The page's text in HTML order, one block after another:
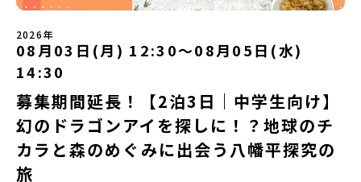
加またはプログラム開始後の解除：100％・催行中止について天候な
どの状況等によって開催を見合わせる可能性があります。その場合
は原則、開催日1週間前までにご連絡いたします。又、最少催行人数
に達しなかった場合は、開催日3週間前までに催行中止の旨をメール
にてご連絡いたします。・よくあるご質問その他、よくあるご質問
についてはこちらをご確認ください。運営団体について＜プログラ
ム主催：一般財団法人地域・教育魅力化プラットフォーム＞「意志
ある若者にあふれる持続可能な地域・社会をつくる」というビジョ
ンを掲げ、2017年3月に島根県に設立した教育事業団体です。日本
全国約200の高校と連携しながら、中学卒業後に地域の枠を越えて生
つのステップをご活用ください。【STEP 1】全体オンライン説明会
（アーカイブ動画を公開中！）〜まずは「おためし地域留学」を知
りたい方へ〜日本全国20以上の地域から選んで参加できる「おため
し地域留学」の魅力を凝縮したアーカイブ動画をご覧いただけま
す。初めての一人旅への不安や、事務局のサポート体制、安全面に
る]YouTube：https://youtu.be/Yt8nd04aNgA?
si=e5erbspvwz5O8_uF【STEP 2】平取町プログラム説明会〜
「平取町」の内容を具体的に深掘りしたい方へ〜全体説明を聞いた
うえで、「平取町では具体的に何をするの？」「どんな町なの？」
という疑問にお答えする説明会です。平取町ならではの豊かな文化
樹高校見学・寮見学」 -大樹高校の特徴を知る学校体験 -高校生
との対話「大樹町の魅力を体験①」 -大樹町ならではのランチ＆ス
イーツ（PM）「大樹町の魅力を体験②」 -大樹町宇宙交流センタ
ーSORA見学 -モデルロケットを飛ばしてみよう！「みんなで
BBQ」 -さらに仲間や地元の高校生、町の大人たちと交流＜3日目
＞（AM）「3日間の振り返りワーク」 -みんなで振り返り対話「牧
場の舞台裏。フィールドワーク」 -牧場見学・搾乳体験・動物と触
れ合おう「ランチ/お土産タイム」（PM） 14：00頃プログラム終
了-とかち帯広空港には15：00頃に到着予定です。※天候の状況や参
加人数によってプログラムを変更する場合がございます。参加概要
150軒のお屋敷のほとんどに、今も人が住んでいます。400年前の武
士が歩いた道を、自分の足で歩く。まるで、まち全体がタイムカプ
セル。真っ青な海へダイブ！目の前に広がる八代海（やつしろか
い）は穏やかなリアス式海岸。海に沈む夕日は一生に一度は見てお
きたい景色です。出水工業高校は、「建築科」と「機械電気科」の2
つの学科。金属加工、電気工作、建物のデザインにチャレンジでき
る環境。「高校生ものづくりコンテスト」の木材加工部門で九州大
会2位に輝くなど、先輩たちの実力はホンモノ！この旅では自分の手
でモノをつくる時間を体験。金属を削ったり、電気を組んだり、木
で形をつくったり。プロの機械にさわれる高校で&quot;自分の手
&quot;でモノづくりにチャレンジ。夜には自分だけの「竹灯籠（た
2026年
08月03日(月) 12:30〜08月05日(水)
14:30
募集期間延長！【2泊3日｜中学生向け】
幻のドラゴンアイを探しに！？地球のチ
カラと森のめぐみに出会う八幡平探究の
旅